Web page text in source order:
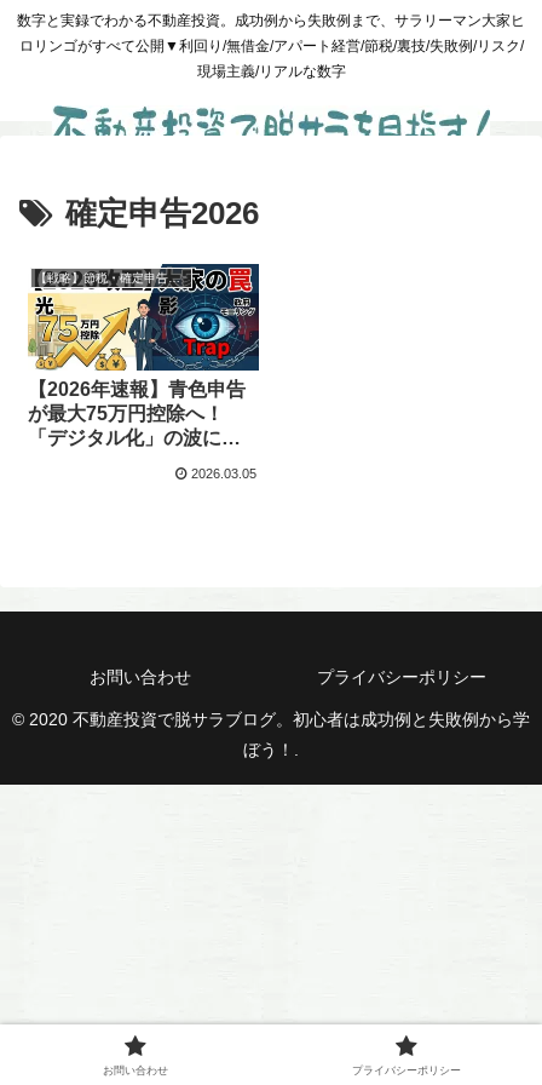
数字と実録でわかる不動産投資。成功例から失敗例まで、サラリーマン大家ヒ
ロリンゴがすべて公開▼利回り/無借金/アパート経営/節税/裏技/失敗例/リスク/
現場主義/リアルな数字
確定申告2026
【戦略】節税・確定申告・出口
【2026年速報】青色申告
が最大75万円控除へ！
「デジタル化」の波に乗
2026.03.05
お問い合わせ プライバシーポリシー
© 2020 不動産投資で脱サラブログ。初心者は成功例と失敗例から学
ぼう！.
お問い合わせ プライバシーポリシー